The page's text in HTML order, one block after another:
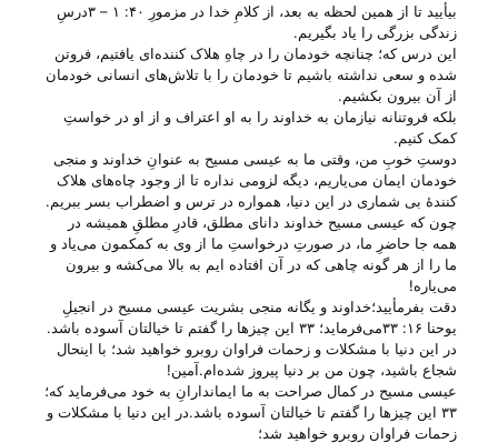
بیأیید تا از همین لحظه به بعد، از کلامِ خدا در مزمورِ ۴۰: ۱ – ۳درسِ
زندگی بزرگی را یاد بگیریم.
این درس که؛ چنانچه خودمان را در چاهِ هلاک کننده‌ای یافتیم، فروتن
شده و سعی نداشته باشیم تا خودمان را با تلاش‌های انسانی خودمان
از آن بیرون بکشیم.
بلکه فروتنانه نیازمان به خداوند را به او اعتراف و از او در خواستِ
کمک کنیم.
دوستِ خوبِ من، وقتی ما به عیسی مسیح به عنوانِ خداوند و منجی
خودمان ایمان می‌‌یاریم، دیگه لزومی نداره تا از وجود چاه‌های هلاک
کنندهٔ بی‌ شماری در این دنیا، همواره در ترس و اضطراب بسر ببریم.
چون که عیسی مسیح خداوند دانای مطلق، قادرِ مطلقِ همیشه در
همه جا حاضرِ ما، در صورتِ درخواستِ ما از وی به کمکمون می‌‌یاد و
ما را از هر گونه چاهی که در آن افتاده ایم به بالا می‌‌کشه و بیرون
می‌‌یاره!
دقت بفرمأیید؛خداوند و یگانه منجی بشریت عیسی مسیح در انجیلِ
یوحنا ۱۶: ۳۳می‌‌فرماید؛ ۳۳ این چیزها را گفتم تا خیالتان آسوده باشد.
در این دنیا با مشکلات و زحمات فراوان روبرو خواهید شد؛ با اینحال
شجاع باشید، چون من بر دنیا پیروز شده‌ام.آمین!
عیسی مسیح در کمال صراحت به ما ایماندارانِ به خود می‌‌فرماید که؛
۳۳ این چیزها را گفتم تا خیالتان آسوده باشد.در این دنیا با مشکلات و
زحمات فراوان روبرو خواهید شد؛